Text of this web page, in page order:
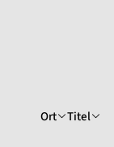
Ort Titel